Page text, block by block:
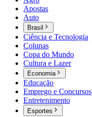
Apostas
Auto
Brasil
Ciência e Tecnologia
Colunas
Copa do Mundo
Cultura e Lazer
Economia
Educação
Emprego e Concursos
Entretenimento
Esportes